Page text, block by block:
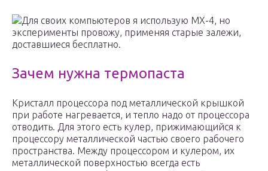
Для своих компьютеров я использую MX-4, но
эксперименты провожу, применяя старые залежи,
доставшиеся бесплатно.
Зачем нужна термопаста
Кристалл процессора под металлической крышкой
при работе нагревается, и тепло надо от процессора
отводить. Для этого есть кулер, прижимающийся к
процессору металлической частью своего рабочего
пространства. Между процессором и кулером, их
металлической поверхностью всегда есть